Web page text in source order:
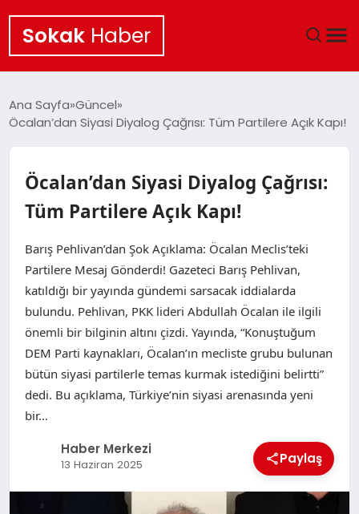
Sokak Haber
POLITIKA
GÜNCEL
KÜLTÜR SANAT
SAĞLIK
TEKNOLOJI
Ana Sayfa Güncel
Öcalan’dan Siyasi Diyalog Çağrısı: Tüm Partilere Açık Kapı!
Öcalan’dan Siyasi Diyalog Çağrısı:
Tüm Partilere Açık Kapı!
Barış Pehlivan’dan Şok Açıklama: Öcalan Meclis’teki
Partilere Mesaj Gönderdi! Gazeteci Barış Pehlivan,
katıldığı bir yayında gündemi sarsacak iddialarda
bulundu. Pehlivan, PKK lideri Abdullah Öcalan ile ilgili
önemli bir bilginin altını çizdi. Yayında, “Konuştuğum
DEM Parti kaynakları, Öcalan’ın mecliste grubu bulunan
bütün siyasi partilerle temas kurmak istediğini belirtti”
dedi. Bu açıklama, Türkiye’nin siyasi arenasında yeni
bir…
Haber Merkezi
13 Haziran 2025 Paylaş